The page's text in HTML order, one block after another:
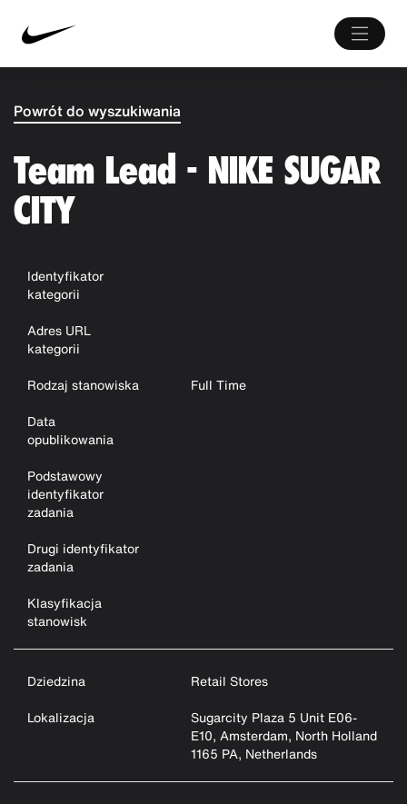
Powrót do wyszukiwania
Team Lead - NIKE SUGAR
CITY
Identyfikator
kategorii
Adres URL
kategorii
Rodzaj stanowiska
Full Time
Data
opublikowania
Podstawowy
identyfikator
zadania
Drugi identyfikator
zadania
Klasyfikacja
stanowisk
Dziedzina
Retail Stores
Lokalizacja
Sugarcity Plaza 5 Unit E06-
E10, Amsterdam, North Holland
1165 PA, Netherlands